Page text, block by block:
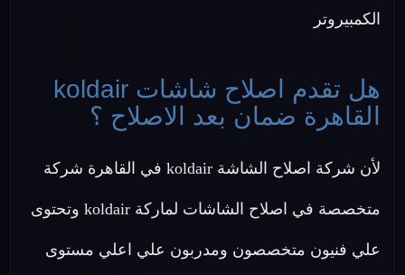
الكمبيروتر
هل تقدم اصلاح شاشات koldair
القاهرة ضمان بعد الاصلاح ؟
لأن شركة اصلاح الشاشة koldair في القاهرة شركة
متخصصة في اصلاح الشاشات لماركة koldair وتحتوى
علي فنيون متخصصون ومدربون علي اعلي مستوى